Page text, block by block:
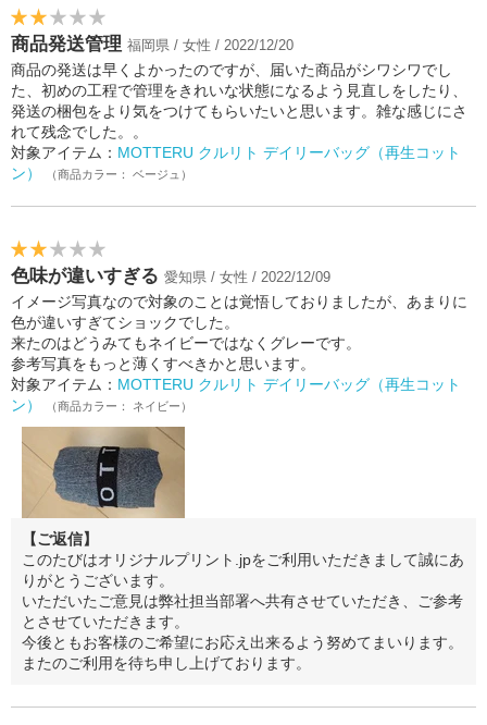
商品発送管理 福岡県 / 女性 / 2022/12/20
商品の発送は早くよかったのですが、届いた商品がシワシワでし
た、初めの工程で管理をきれいな状態になるよう見直しをしたり、
発送の梱包をより気をつけてもらいたいと思います。雑な感じにさ
れて残念でした。。
対象アイテム： MOTTERU クルリト デイリーバッグ（再生コット
ン）
（商品カラー： ベージュ）
色味が違いすぎる 愛知県 / 女性 / 2022/12/09
イメージ写真なので対象のことは覚悟しておりましたが、あまりに
色が違いすぎてショックでした。
来たのはどうみてもネイビーではなくグレーです。
参考写真をもっと薄くすべきかと思います。
対象アイテム： MOTTERU クルリト デイリーバッグ（再生コット
ン）
（商品カラー： ネイビー）
【ご返信】
このたびはオリジナルプリント.jpをご利用いただきまして誠にあ
りがとうございます。
いただいたご意見は弊社担当部署へ共有させていただき、ご参考
とさせていただきます。
今後ともお客様のご希望にお応え出来るよう努めてまいります。
またのご利用を待ち申し上げております。